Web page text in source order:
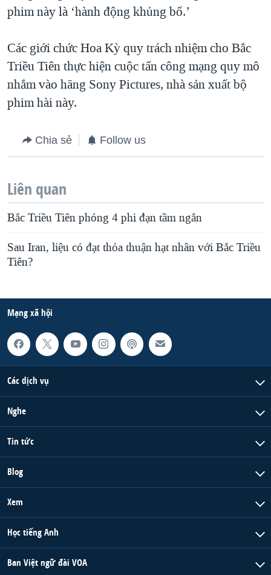
phim này là ‘hành động khủng bố.’
Các giới chức Hoa Kỳ quy trách nhiệm cho Bắc
Triều Tiên thực hiện cuộc tấn công mạng quy mô
nhắm vào hãng Sony Pictures, nhà sản xuất bộ
phim hài này.
Chia sẻ Follow us
Liên quan
Bắc Triều Tiên phóng 4 phi đạn tầm ngắn
Sau Iran, liệu có đạt thỏa thuận hạt nhân với Bắc Triều
Tiên?
Mạng xã hội
Các dịch vụ
Nghe
Tin tức
Blog
Xem
Học tiếng Anh
Ban Việt ngữ đài VOA